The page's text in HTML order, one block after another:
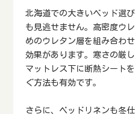
北海道での大きいベッド選
も見逃せません。高密度ウ
めのウレタン層を組み合わ
効果があります。寒さの厳
マットレス下に断熱シート
ぐ方法も有効です。
さらに、ベッドリネンも冬